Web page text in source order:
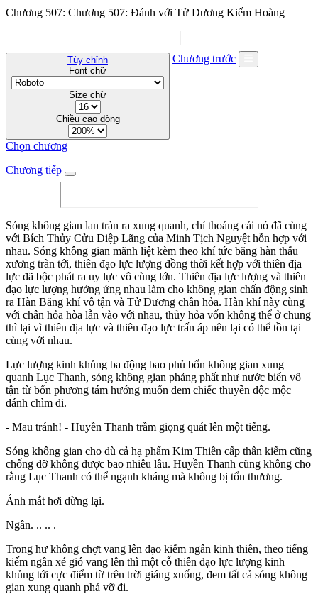
Chương 507: Chương 507: Đánh với Tử Dương Kiếm Hoàng
Tùy chỉnh
Font chữ
Size chữ
Chiều cao dòng
Chương trước
Chọn chương
Chương tiếp
Sóng không gian lan tràn ra xung quanh, chỉ thoáng cái nó đã cùng
với Bích Thủy Cửu Điệp Lãng của Minh Tịch Nguyệt hỗn hợp với
nhau. Sóng không gian mãnh liệt kèm theo khí tức băng hàn thấu
xương tràn tới, thiên đạo lực lượng đồng thời kết hợp với thiên địa
lực đã bộc phát ra uy lực vô cùng lớn. Thiên địa lực lượng và thiên
đạo lực lượng hưởng ứng nhau làm cho không gian chấn động sinh
ra Hàn Băng khí vô tận và Tử Dương chân hỏa. Hàn khí này cùng
với chân hỏa hòa lẫn vào với nhau, thủy hỏa vốn không thể ở chung
thì lại vì thiên địa lực và thiên đạo lực trấn áp nên lại có thể tồn tại
cùng với nhau.
Lực lượng kinh khủng ba động bao phủ bốn không gian xung
quanh Lục Thanh, sóng không gian phảng phất như nước biển vô
tận từ bốn phương tám hướng muốn đem chiếc thuyền độc mộc
đánh chìm đi.
- Mau tránh! - Huyền Thanh trầm giọng quát lên một tiếng.
Sóng không gian cho dù cả hạ phẩm Kim Thiên cấp thân kiếm cũng
chống đỡ không được bao nhiêu lâu. Huyền Thanh cũng không cho
rằng Lục Thanh có thể ngạnh kháng mà không bị tổn thương.
Ánh mắt hơi dừng lại.
Ngân. .. .. .
Trong hư không chợt vang lên đạo kiếm ngân kinh thiên, theo tiếng
kiếm ngân xé gió vang lên thì một cỗ thiên đạo lực lượng kinh
khủng tới cực điểm từ trên trời giáng xuống, đem tất cả sóng không
gian xung quanh phá vỡ đi.